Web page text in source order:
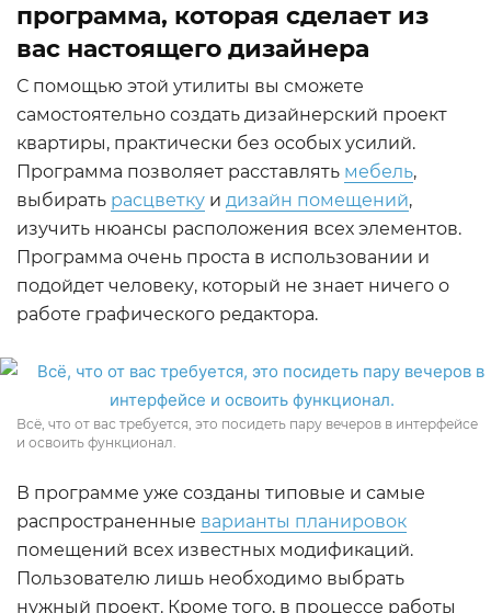
программа, которая сделает из
вас настоящего дизайнера
С помощью этой утилиты вы сможете
самостоятельно создать дизайнерский проект
квартиры, практически без особых усилий.
Программа позволяет расставлять мебель,
выбирать расцветку и дизайн помещений,
изучить нюансы расположения всех элементов.
Программа очень проста в использовании и
подойдет человеку, который не знает ничего о
работе графического редактора.
Всё, что от вас требуется, это посидеть пару вечеров в интерфейсе
и освоить функционал.
В программе уже созданы типовые и самые
распространенные варианты планировок
помещений всех известных модификаций.
Пользователю лишь необходимо выбрать
нужный проект. Кроме того, в процессе работы